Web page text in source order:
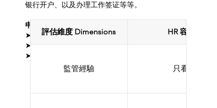
银行开户、以及办理工作签证等等。
申请保险经纪牌照的前期准备：
➤ 成立香港有限公司
➤ 委任符合胜任能力要求的负责人员
➤ 制定业务计划及业务系列
評估維度 Dimensions HR 容易忽略
監管經驗 只看履歷寫